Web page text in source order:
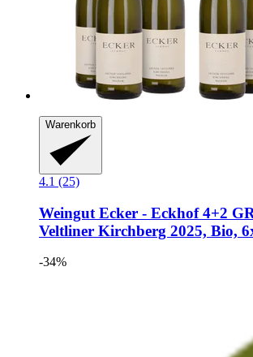
Warenkorb
4.1 (25)
Weingut Ecker - Eckhof4+2
Veltliner Kirchberg 2025, Bio,
-34%